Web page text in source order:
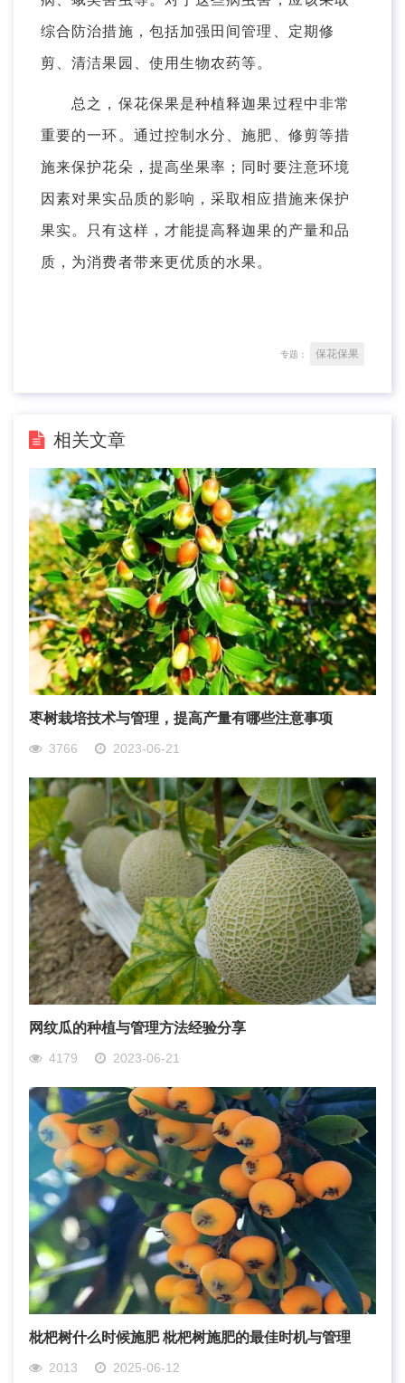
综合防治措施，包括加强田间管理、定期修
剪、清洁果园、使用生物农药等。
总之，保花保果是种植释迦果过程中非常
重要的一环。通过控制水分、施肥、修剪等措
施来保护花朵，提高坐果率；同时要注意环境
因素对果实品质的影响，采取相应措施来保护
果实。只有这样，才能提高释迦果的产量和品
质，为消费者带来更优质的水果。
专题： 保花保果
相关文章
枣树栽培技术与管理，提高产量有哪些注意事项
3766 2023-06-21
网纹瓜的种植与管理方法经验分享
4179 2023-06-21
枇杷树什么时候施肥 枇杷树施肥的最佳时机与管理
2013 2025-06-12